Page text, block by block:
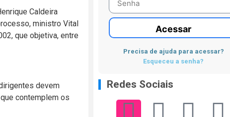
Caldeira
ministro Vital
que objetiva, entre
devem
contemplem os
Acessar
Precisa de ajuda para acessar?
Esqueceu a senha?
Redes Sociais